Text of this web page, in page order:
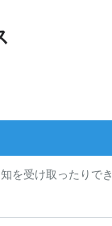
を受け取ったりでき